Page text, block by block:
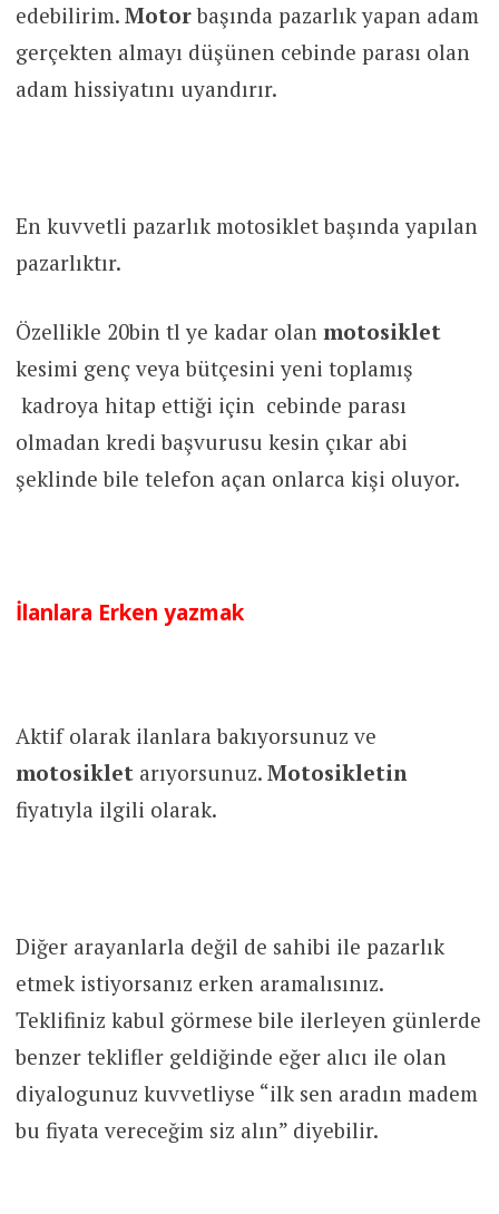
edebilirim. Motorbaşında pazarlık yapan adam
gerçekten almayı düşünen cebinde parası olan
adam hissiyatını uyandırır.
En kuvvetli pazarlık motosiklet başında yapılan
pazarlıktır.
Özellikle 20bin tl ye kadar olan motosiklet
kesimi genç veya bütçesini yeni toplamış
kadroya hitap ettiği için cebinde parası
olmadan kredi başvurusu kesin çıkar abi
şeklinde bile telefon açan onlarca kişi oluyor.
İlanlara Erken yazmak
Aktif olarak ilanlara bakıyorsunuz ve
motosikletarıyorsunuz. Motosikletin
fiyatıyla ilgili olarak.
Diğer arayanlarla değil de sahibi ile pazarlık
etmek istiyorsanız erken aramalısınız.
Teklifiniz kabul görmese bile ilerleyen günlerde
benzer teklifler geldiğinde eğer alıcı ile olan
diyalogunuz kuvvetliyse “ilk sen aradın madem
bu fiyata vereceğim siz alın” diyebilir.